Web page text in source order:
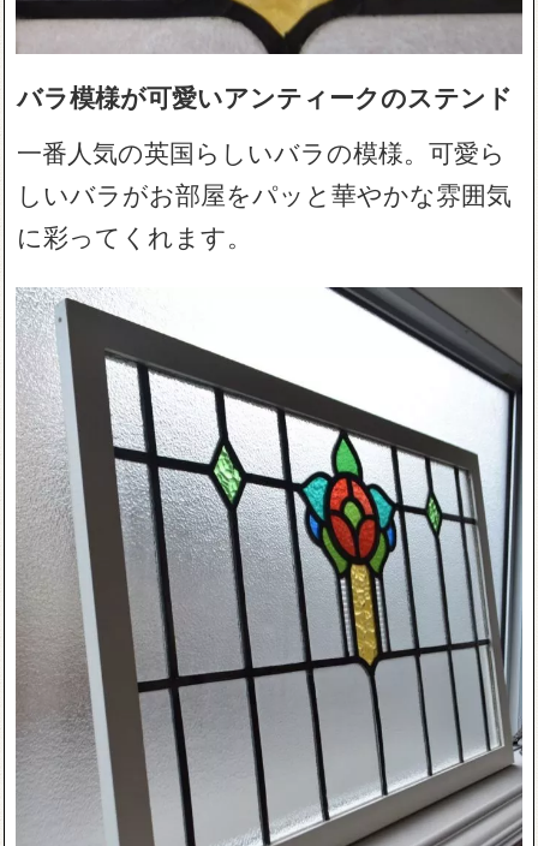
バラ模様が可愛いアンティークのステンド
一番人気の英国らしいバラの模様。可愛ら
しいバラがお部屋をパッと華やかな雰囲気
に彩ってくれます。